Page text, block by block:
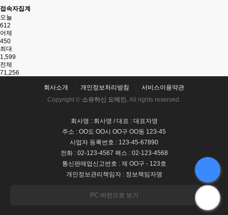
접속자집계
오늘
612
어제
450
최대
1,599
전체
71,256
회사소개 개인정보처리방침
서비스이용약관
Copyright © 소유하신 도메인. All rights reserved.
회사명 : 회사명 / 대표 : 대표자명
주소 : OO도 OO시 OO구 OO동 123-45
사업자 등록번호 : 123-45-67890
전화 : 02-123-4567 팩스 : 02-123-4568
통신판매업신고번호 : 제 OO구 - 123호
개인정보관리책임자 : 정보책임자명
PC 버전으로 보기